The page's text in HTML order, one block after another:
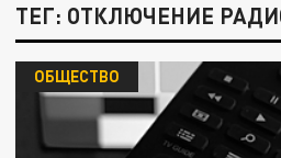
ТЕГ: ОТКЛЮЧЕНИЕ
ОБЩЕСТВО